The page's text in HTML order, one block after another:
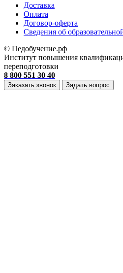
Доставка
Оплата
Договор-оферта
Cведения об
© Педобучение.рф
Институт повышения
переподготовки
8 800 551 30 40
Заказать звонок Задать вопрос